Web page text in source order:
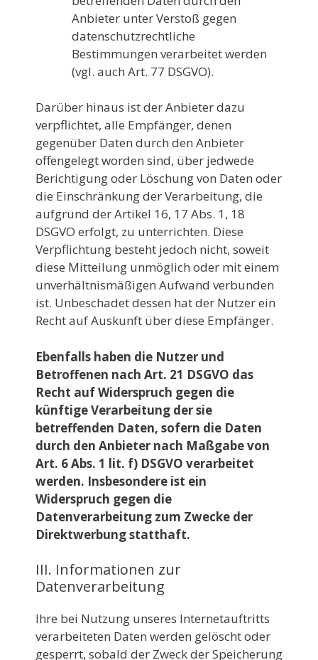
Anbieter unter Verstoß gegen
datenschutzrechtliche
Bestimmungen verarbeitet werden
(vgl. auch Art. 77 DSGVO).
Darüber hinaus ist der Anbieter dazu
verpflichtet, alle Empfänger, denen
gegenüber Daten durch den Anbieter
offengelegt worden sind, über jedwede
Berichtigung oder Löschung von Daten oder
die Einschränkung der Verarbeitung, die
aufgrund der Artikel 16, 17 Abs. 1, 18
DSGVO erfolgt, zu unterrichten. Diese
Verpflichtung besteht jedoch nicht, soweit
diese Mitteilung unmöglich oder mit einem
unverhältnismäßigen Aufwand verbunden
ist. Unbeschadet dessen hat der Nutzer ein
Recht auf Auskunft über diese Empfänger.
Ebenfalls haben die Nutzer und
Betroffenen nach Art. 21 DSGVO das
Recht auf Widerspruch gegen die
künftige Verarbeitung der sie
betreffenden Daten, sofern die Daten
durch den Anbieter nach Maßgabe von
Art. 6 Abs. 1 lit. f) DSGVO verarbeitet
werden. Insbesondere ist ein
Widerspruch gegen die
Datenverarbeitung zum Zwecke der
Direktwerbung statthaft.
III. Informationen zur
Datenverarbeitung
Ihre bei Nutzung unseres Internetauftritts
verarbeiteten Daten werden gelöscht oder
gesperrt, sobald der Zweck der Speicherung